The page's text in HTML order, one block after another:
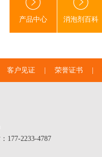
产品中心 消泡剂百科
客户见证 荣誉证书
177-2233-4787